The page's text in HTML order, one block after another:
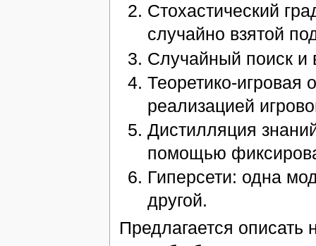
Стохастический
случайно взятой
Случайный поиск и
Теоретико-игровая
реализацией
Дистилляция
помощью
Гиперсети: одна
другой.
Предлагается